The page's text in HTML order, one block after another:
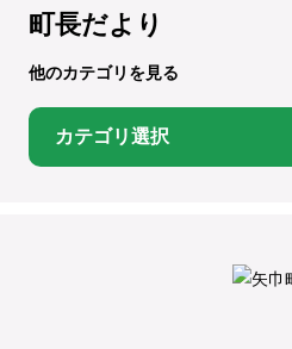
町長だより
他のカテゴリを見る
カテゴリ選択